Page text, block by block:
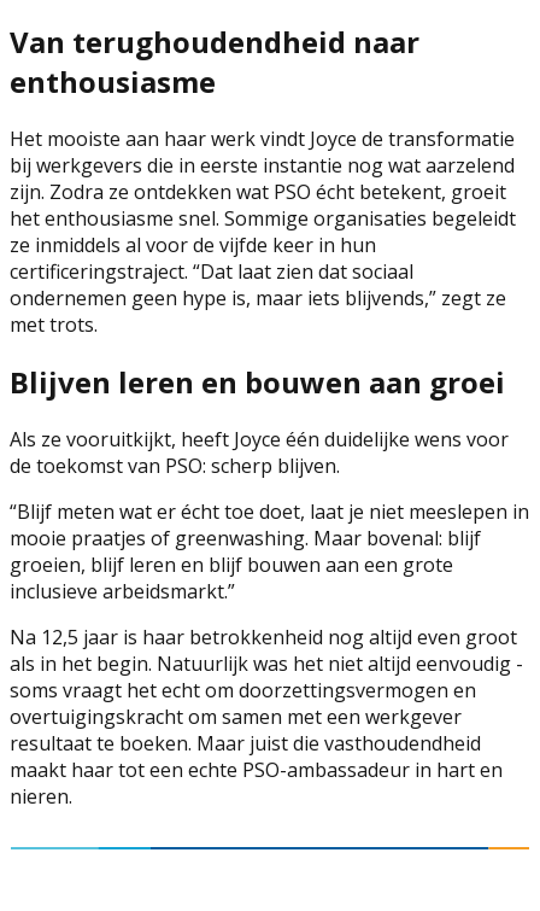
Van terughoudendheid naar
enthousiasme
Het mooiste aan haar werk vindt Joyce de transformatie
bij werkgevers die in eerste instantie nog wat aarzelend
zijn. Zodra ze ontdekken wat PSO écht betekent, groeit
het enthousiasme snel. Sommige organisaties begeleidt
ze inmiddels al voor de vijfde keer in hun
certificeringstraject. “Dat laat zien dat sociaal
ondernemen geen hype is, maar iets blijvends,” zegt ze
met trots.
Blijven leren en bouwen aan groei
Als ze vooruitkijkt, heeft Joyce één duidelijke wens voor
de toekomst van PSO: scherp blijven.
“Blijf meten wat er écht toe doet, laat je niet meeslepen in
mooie praatjes of greenwashing. Maar bovenal: blijf
groeien, blijf leren en blijf bouwen aan een grote
inclusieve arbeidsmarkt.”
Na 12,5 jaar is haar betrokkenheid nog altijd even groot
als in het begin. Natuurlijk was het niet altijd eenvoudig -
soms vraagt het echt om doorzettingsvermogen en
overtuigingskracht om samen met een werkgever
resultaat te boeken. Maar juist die vasthoudendheid
maakt haar tot een echte PSO-ambassadeur in hart en
nieren.